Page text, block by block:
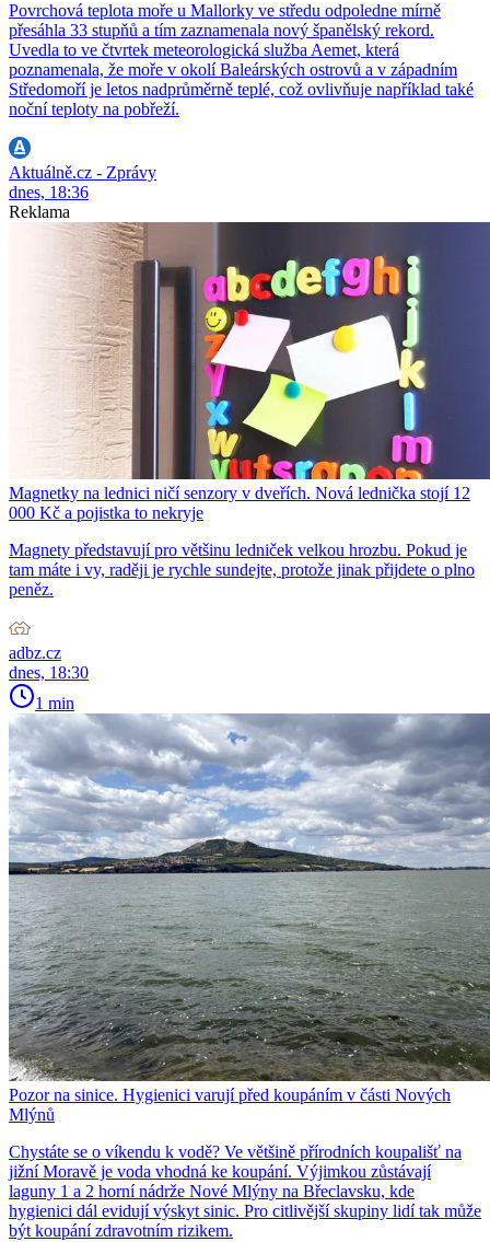
Povrchová teplota moře u Mallorky ve středu odpoledne mírně
přesáhla 33 stupňů a tím zaznamenala nový španělský rekord.
Uvedla to ve čtvrtek meteorologická služba Aemet, která
poznamenala, že moře v okolí Baleárských ostrovů a v západním
Středomoří je letos nadprůměrně teplé, což ovlivňuje například také
noční teploty na pobřeží.
Aktuálně.cz - Zprávy
dnes, 18:36
Reklama
Magnetky na lednici ničí senzory v dveřích. Nová lednička stojí 12
000 Kč a pojistka to nekryje
Magnety představují pro většinu ledniček velkou hrozbu. Pokud je
tam máte i vy, raději je rychle sundejte, protože jinak přijdete o plno
peněz.
adbz.cz
dnes, 18:30
1 min
Pozor na sinice. Hygienici varují před koupáním v části Nových
Mlýnů
Chystáte se o víkendu k vodě? Ve většině přírodních koupališť na
jižní Moravě je voda vhodná ke koupání. Výjimkou zůstávají
laguny 1 a 2 horní nádrže Nové Mlýny na Břeclavsku, kde
hygienici dál evidují výskyt sinic. Pro citlivější skupiny lidí tak může
být koupání zdravotním rizikem.